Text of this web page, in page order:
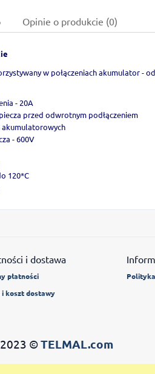
Opinie o produkcie (0)
w połączeniach akumulator -
- 20A
przed odwrotnym podłączeniem
akumulatorowych
- 600V
120*C
i dostawa
płatności
i koszt dostawy
2023 ©TELMAL.com